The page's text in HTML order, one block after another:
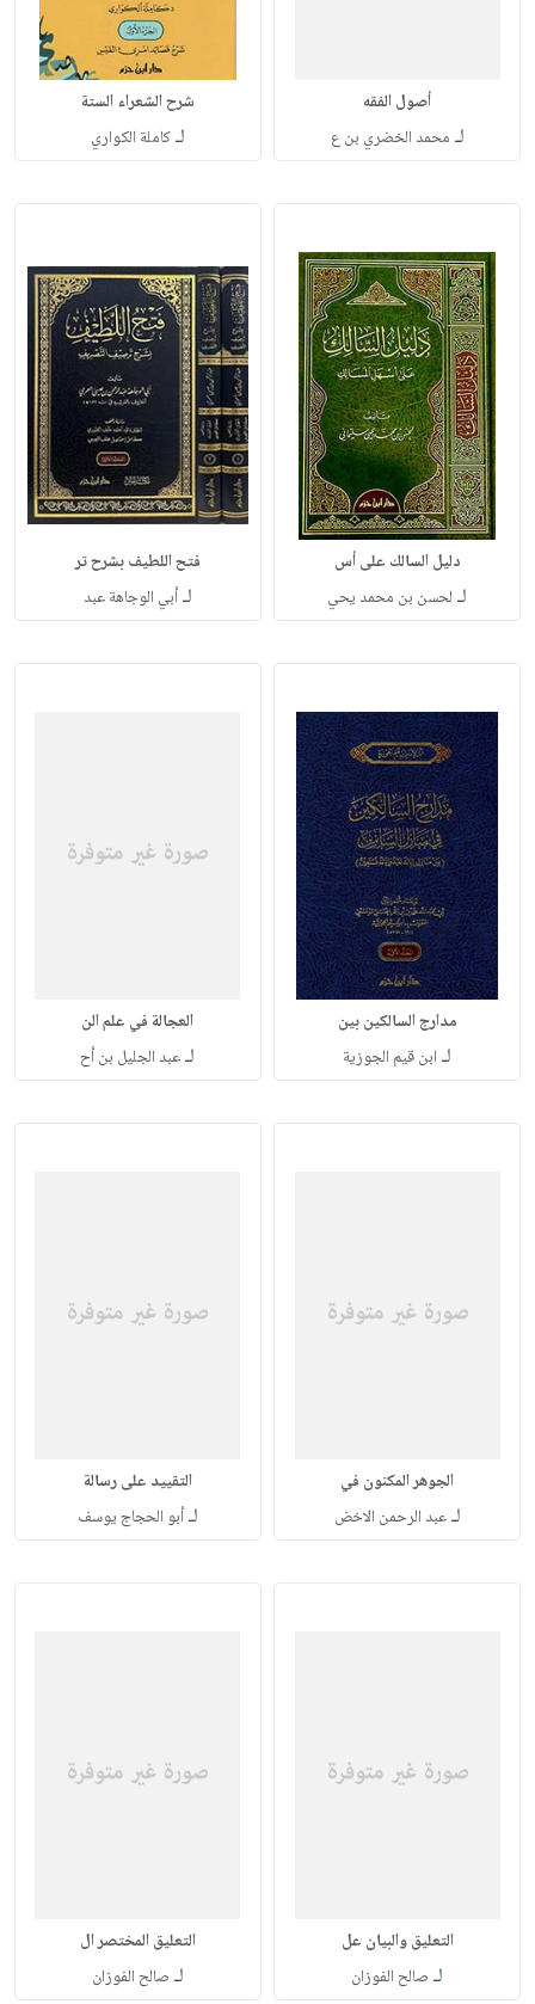
أصول الفقه
لـ محمد الخضري بن ع
شرح الشعراء الستة
لـكاملة الكواري
دليل السالك على أس
لـ لحسن بن محمد يحي
فتح اللطيف بشرح تر
لـأبي الوجاهة عبد
مدارج السالكين بين
لـ ابن قيم الجوزية
العجالة في علم الن
لـعبد الجليل بن أح
الجوهر المكنون في
لـعبد الرحمن الاخض
التقييد على رسالة
لـأبو الحجاج يوسف
التعليق والبيان عل
لـ صالح الفوزان
التعليق المختصر ال
لـ صالح الفوزان